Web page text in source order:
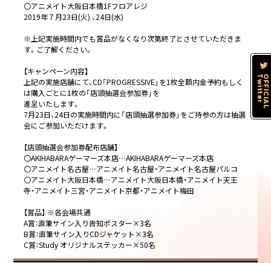
〇アニメイト大阪日本橋1Fフロアレジ
2019年７月23日(火) 、24日(水)
※上記実施時間内でも賞品がなくなり次第終了とさせていただきま
す。ご了解ください。
【キャンペーン内容】
上記の実施店舗にて、CD「PROGRESSIVE」を1枚全額内金予約もしく
は購入ごとに1枚の「店頭抽選会参加券」を
進呈いたします。
7月23日、24日の実施時間内に「店頭抽選参加券」をご持参の方は抽選
会にご参加いただけます。
【店頭抽選会参加券配布店舗】
〇AKIHABARAゲーマーズ本店…AKIHABARAゲーマーズ本店
〇アニメイト名古屋…アニメイト名古屋・アニメイト名古屋パルコ
〇アニメイト大阪日本橋…アニメイト大阪日本橋・アニメイト天王
寺・アニメイト三宮・アニメイト京都・アニメイト梅田
【賞品】 ※各会場共通
A賞：直筆サイン入り告知ポスター×3名
B賞：直筆サイン入りCDジャケット×3名
C賞：Study オリジナルステッカー×50名
OFFICIAL
Twitter